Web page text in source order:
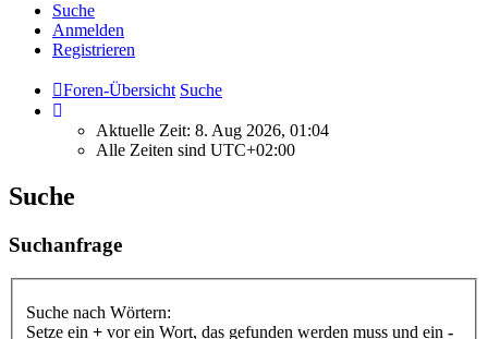
Suche
Anmelden
Registrieren
Foren-Übersicht Suche
Aktuelle Zeit: 8. Aug 2026, 01:04
Alle Zeiten sind UTC+02:00
Suche
Suchanfrage
Suche nach Wörtern:
Setze ein + vor ein Wort, das gefunden werden muss und ein -